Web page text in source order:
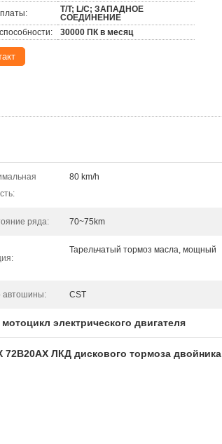
T/T; L/C; ЗАПАДНОЕ
СОЕДИНЕНИЕ
30000 ПК в месяц
80 km/h
ряда: 70~75km
Тарельчатый тормоз масла, мощный
автошины: CST
мотоцикл электрического двигателя
72В20АХ ЛКД дискового тормоза двойника